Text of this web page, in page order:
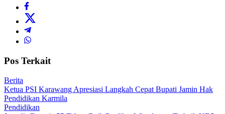
Pos Terkait
Berita
Ketua PSI Karawang Apresiasi Langkah Cepat Bupati Jamin Hak
Pendidikan Karmila
Pendidikan